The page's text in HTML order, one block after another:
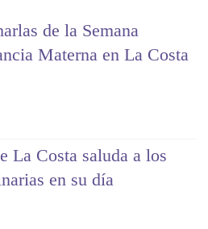
de la Semana
Materna en La Costa
La Costa saluda a los
en su día